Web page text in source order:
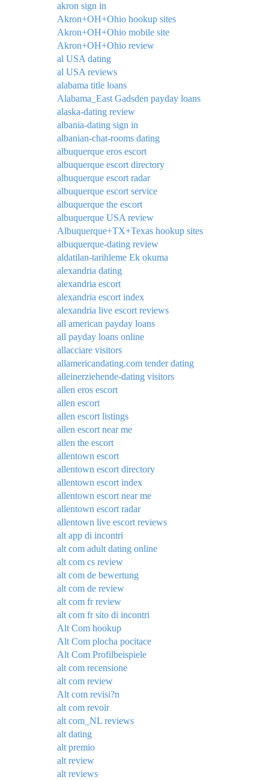
akron sign in
Akron+OH+Ohio hookup sites
Akron+OH+Ohio mobile site
Akron+OH+Ohio review
al USA dating
al USA reviews
alabama title loans
Alabama_East Gadsden payday loans
alaska-dating review
albania-dating sign in
albanian-chat-rooms dating
albuquerque eros escort
albuquerque escort directory
albuquerque escort radar
albuquerque escort service
albuquerque the escort
albuquerque USA review
Albuquerque+TX+Texas hookup sites
albuquerque-dating review
aldatilan-tarihleme Ek okuma
alexandria dating
alexandria escort
alexandria escort index
alexandria live escort reviews
all american payday loans
all payday loans online
allacciare visitors
allamericandating.com tender dating
alleinerziehende-dating visitors
allen eros escort
allen escort
allen escort listings
allen escort near me
allen the escort
allentown escort
allentown escort directory
allentown escort index
allentown escort near me
allentown escort radar
allentown live escort reviews
alt app di incontri
alt com adult dating online
alt com cs review
alt com de bewertung
alt com de review
alt com fr review
alt com fr sito di incontri
Alt Com hookup
Alt Com plocha pocitace
Alt Com Profilbeispiele
alt com recensione
alt com review
Alt com revisi?n
alt com revoir
alt com_NL reviews
alt dating
alt premio
alt review
alt reviews